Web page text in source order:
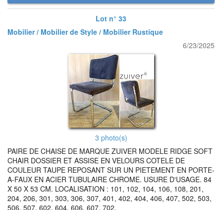
Lot n° 33
Mobilier / Mobilier de Style / Mobilier Rustique
6/23/2025
3 photo(s)
PAIRE DE CHAISE DE MARQUE ZUIVER MODELE RIDGE SOFT
CHAIR DOSSIER ET ASSISE EN VELOURS COTELE DE
COULEUR TAUPE REPOSANT SUR UN PIETEMENT EN PORTE-
A-FAUX EN ACIER TUBULAIRE CHROME. USURE D'USAGE. 84
X 50 X 53 CM. LOCALISATION : 101, 102, 104, 106, 108, 201,
204, 206, 301, 303, 306, 307, 401, 402, 404, 406, 407, 502, 503,
506, 507, 602, 604, 606, 607, 702.